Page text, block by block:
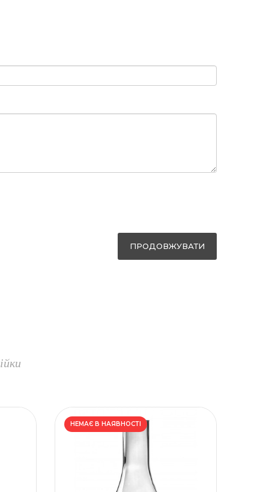
ПРОДОВЖУВАТИ
НЕМАЄ В НАЯВНОСТІ